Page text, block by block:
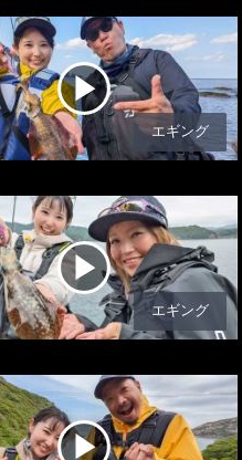
エギング
エギング